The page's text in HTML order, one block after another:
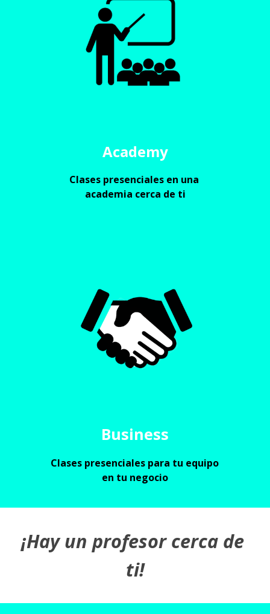
Academy
Clases presenciales en una
academia cerca de ti
Business
Clases presenciales para tu equipo
en tu negocio
¡Hay un profesor cerca de
ti!